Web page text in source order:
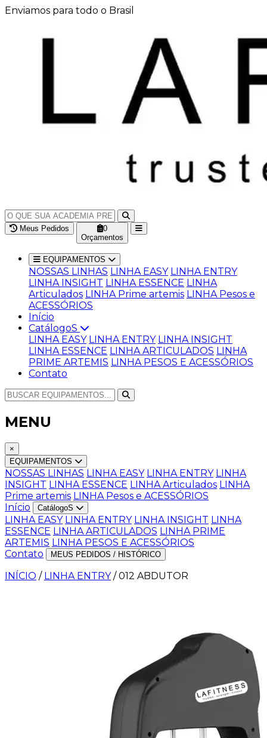
Enviamos para todo o Brasil
Meus Pedidos
0
Orçamentos
EQUIPAMENTOS
NOSSAS LINHAS LINHA EASY LINHA ENTRY
LINHA INSIGHT LINHA ESSENCE LINHA
Articulados LINHA Prime artemis LINHA Pesos e
ACESSÓRIOS
Início
CatálogoS
LINHA EASY LINHA ENTRY LINHA INSIGHT
LINHA ESSENCE LINHA ARTICULADOS LINHA
PRIME ARTEMIS LINHA PESOS E ACESSÓRIOS
Contato
MENU
×
EQUIPAMENTOS
NOSSAS LINHAS LINHA EASY LINHA ENTRY LINHA
INSIGHT LINHA ESSENCE LINHA Articulados LINHA
Prime artemis LINHA Pesos e ACESSÓRIOS
Início
CatálogoS
LINHA EASY LINHA ENTRY LINHA INSIGHT LINHA
ESSENCE LINHA ARTICULADOS LINHA PRIME
ARTEMIS LINHA PESOS E ACESSÓRIOS
Contato
MEUS PEDIDOS / HISTÓRICO
INÍCIO / LINHA ENTRY / 012 ABDUTOR